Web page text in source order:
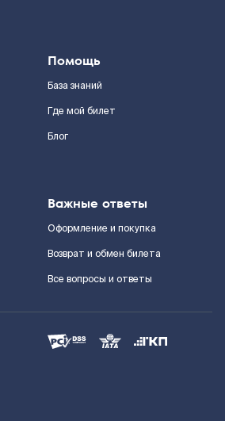
Помощь
База знаний
Где мой билет
Блог
Важные ответы
Оформление и покупка
Возврат и обмен билета
Все вопросы и ответы